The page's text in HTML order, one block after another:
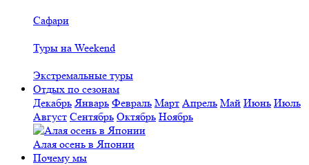
Сафари
Туры на Weekend
Экстремальные туры
Отдых по сезонам
Декабрь Январь Февраль Март Апрель Май Июнь Июль
Август Сентябрь Октябрь Ноябрь
Алая осень в Японии
Почему мы